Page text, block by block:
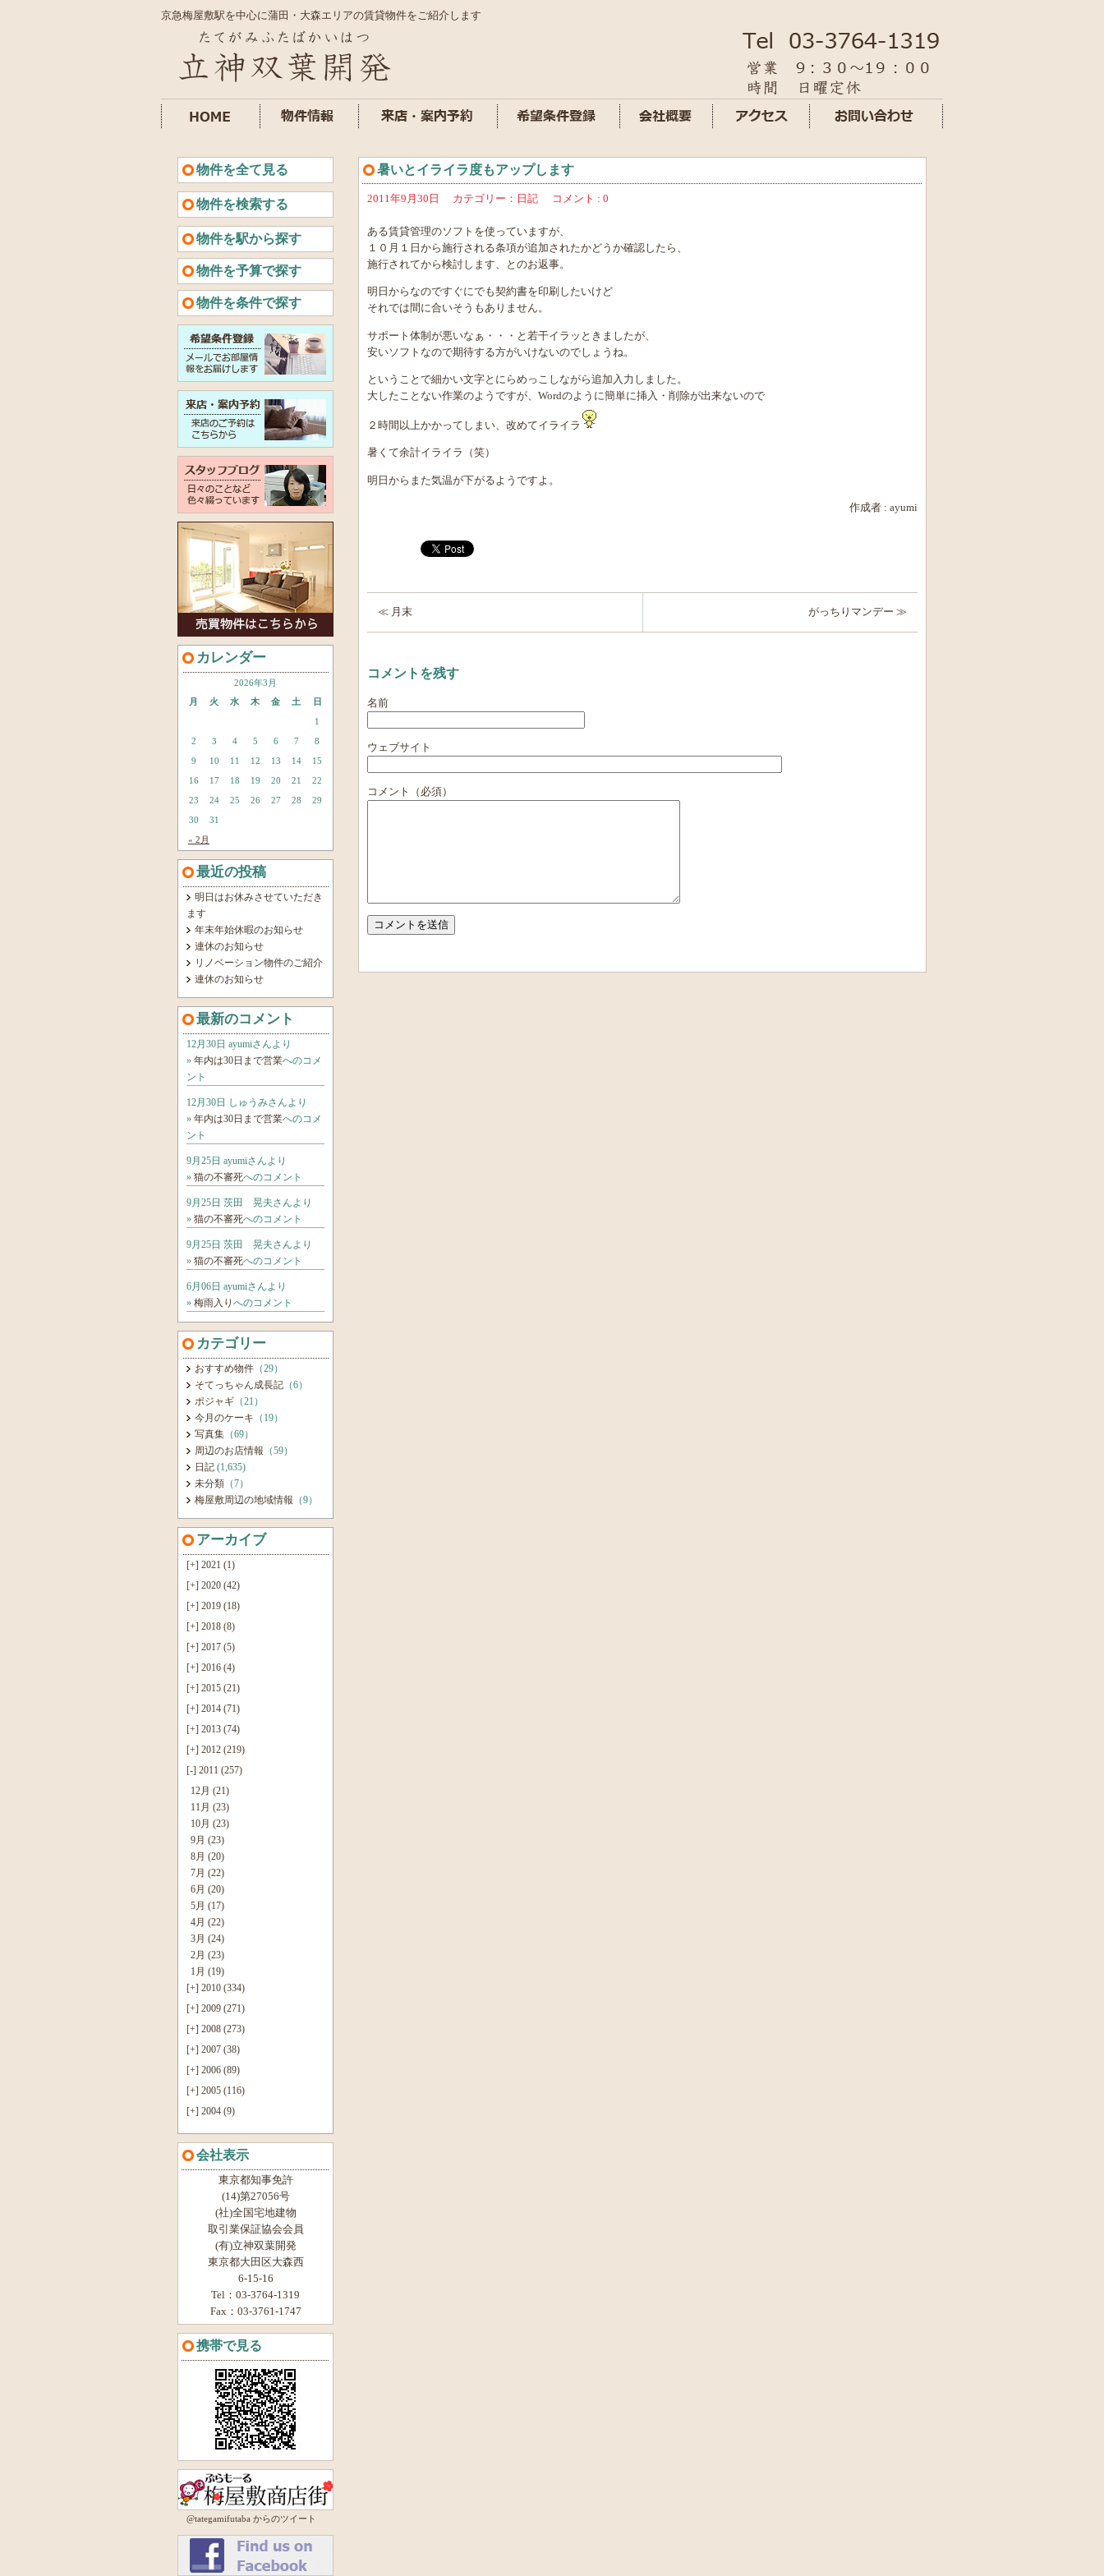
京急梅屋敷駅を中心に蒲田・大森エリアの賃貸物件をご紹介します
物件を全て見る
物件を検索する
物件を駅から探す
物件を予算で探す
物件を条件で探す
カレンダー
2026年3月
月
火 水 木 金 土 日
« 2月
1
2
3 4 5 6 7
8
9
10 11 12 13 14
15
16
17 18 19 20 21
22
23
24 25 26 27 28
29
30
31
最近の投稿
明日はお休みさせていただき
ます
年末年始休暇のお知らせ
連休のお知らせ
リノベーション物件のご紹介
連休のお知らせ
最新のコメント
12月30日 ayumiさんより
» 年内は30日まで営業へのコメ
ント
12月30日 しゅうみさんより
» 年内は30日まで営業へのコメ
ント
9月25日 ayumiさんより
» 猫の不審死へのコメント
9月25日 茨田 晃夫さんより
» 猫の不審死へのコメント
9月25日 茨田 晃夫さんより
» 猫の不審死へのコメント
6月06日 ayumiさんより
» 梅雨入り へのコメント
カテゴリー
おすすめ物件 （29）
そてっちゃん成長記 （6）
ポジャギ （21）
今月のケーキ （19）
写真集 （69）
周辺のお店情報 （59）
日記 (1,635)
未分類 （7）
梅屋敷周辺の地域情報 （9）
アーカイブ
[+] 2021 (1)
[+] 2020 (42)
[+] 2019 (18)
[+] 2018 (8)
[+] 2017 (5)
[+] 2016 (4)
[+] 2015 (21)
[+] 2014 (71)
[+] 2013 (74)
[+] 2012 (219)
[-] 2011 (257)
12月 (21)
11月 (23)
10月 (23)
9月 (23)
8月 (20)
7月 (22)
6月 (20)
5月 (17)
4月 (22)
3月 (24)
2月 (23)
1月 (19)
[+] 2010 (334)
[+] 2009 (271)
[+] 2008 (273)
[+] 2007 (38)
[+] 2006 (89)
[+] 2005 (116)
[+] 2004 (9)
会社表示
東京都知事免許
(14)第27056号
(社)全国宅地建物
取引業保証協会会員
(有)立神双葉開発
東京都大田区大森西
6-15-16
Tel：03-3764-1319
Fax：03-3761-1747
携帯で見る
@tategamifutaba からのツイート
暑いとイライラ度もアップします
2011年9月30日 カテゴリー： 日記 コメント : 0
ある賃貸管理のソフトを使っていますが、
１０月１日から施行される条項が追加されたかどうか確認したら、
施行されてから検討します、とのお返事。
明日からなのですぐにでも契約書を印刷したいけど
それでは間に合いそうもありません。
サポート体制が悪いなぁ・・・と若干イラッときましたが、
安いソフトなので期待する方がいけないのでしょうね。
ということで細かい文字とにらめっこしながら追加入力しました。
大したことない作業のようですが、Wordのように簡単に挿入・削除が出来ないので
２時間以上かかってしまい、改めてイライラ
暑くて余計イライラ（笑）
明日からまた気温が下がるようですよ。
作成者 : ayumi
≪ 月末 がっちりマンデー ≫
コメントを残す
名前
ウェブサイト
コメント（必須）